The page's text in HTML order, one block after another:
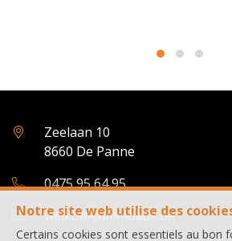
Notre site web utilise des
Certains cookies sont essentiels au bon
Zeelaan 10
8660 De Panne
0475 95 64 95
welkom@immoadk.be